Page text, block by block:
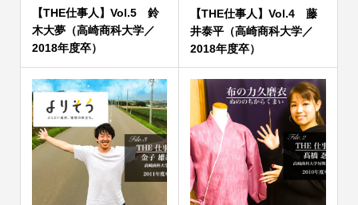
【THE仕事人】Vol.5 鈴
木大夢（高崎商科大学／
2018年度卒）
【THE仕事人】Vol.4 藤
井泰平（高崎商科大学／
2018年度卒）